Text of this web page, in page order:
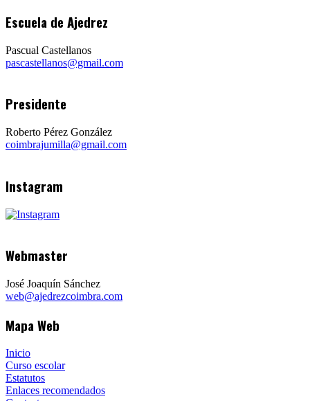
Escuela de Ajedrez
Pascual Castellanos
pascastellanos@gmail.com
Presidente
Roberto Pérez González
coimbrajumilla@gmail.com
Instagram
Webmaster
José Joaquín Sánchez
web@ajedrezcoimbra.com
Mapa Web
Inicio
Curso escolar
Estatutos
Enlaces recomendados